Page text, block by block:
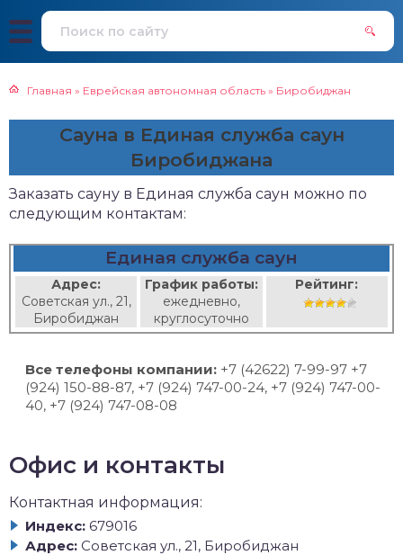
Главная » Еврейская автономная область » Биробиджан
Сауна в Единая служба саун
Биробиджана
Заказать сауну в Единая служба саун можно по
следующим контактам:
Единая служба саун
Адрес:
Советская ул., 21,
Биробиджан
График работы:
ежедневно,
круглосуточно
Рейтинг:
Все телефоны компании: +7 (42622) 7-99-97 +7
(924) 150-88-87, +7 (924) 747-00-24, +7 (924) 747-00-
40, +7 (924) 747-08-08
Офис и контакты
Контактная информация:
Индекс: 679016
Адрес: Советская ул., 21, Биробиджан